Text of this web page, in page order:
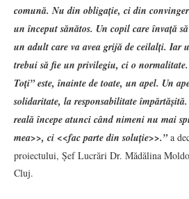
comună. Nu din obligație, ci din
un început sănătos. Un copil care învață
un adult care va avea grijă de ceilalți. Iar
trebui să fie un privilegiu, ci o
Toți” este, înainte de toate, un apel. Un
solidaritate, la responsabilitate
reală începe atunci când nimeni nu mai
mea>>, ci <<fac parte din soluție>>.”a
proiectului, Șef Lucrări Dr. Mădălina
Cluj.